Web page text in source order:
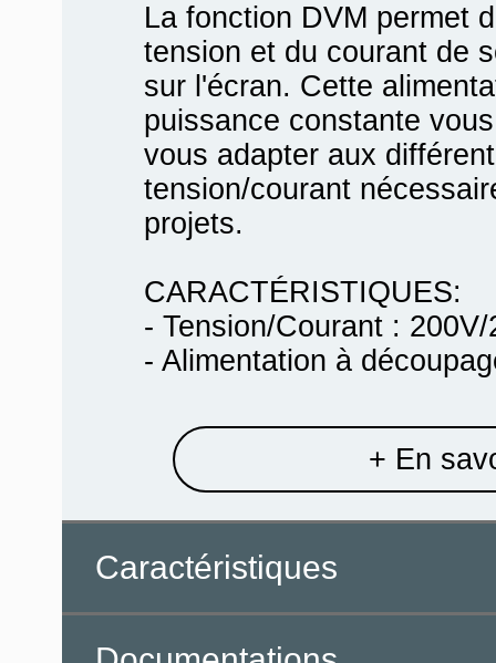
La fonction DVM permet
tension et du courant de
sur l'écran. Cette
puissance constante
vous adapter aux
tension/courant
projets.
CARACTÉRISTIQUES:
- Tension/Courant : 200V/
- Alimentation à
+ En
Caractéristiques